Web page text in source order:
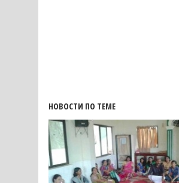
НОВОСТИ ПО ТЕМЕ